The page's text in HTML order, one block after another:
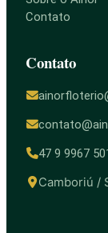
Contato
Contato
47 9 9967
Camboriú /